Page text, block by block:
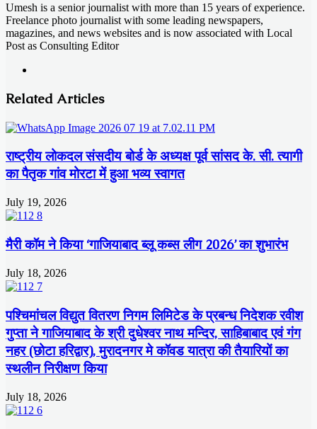
Umesh is a senior journalist with more than 15 years of experience.
Freelance photo journalist with some leading newspapers,
magazines, and news websites and is now associated with Local
Post as Consulting Editor
Related Articles
राष्ट्रीय लोकदल संसदीय बोर्ड के अध्यक्ष पूर्व सांसद के. सी. त्यागी
का पैतृक गांव मोरटा में हुआ भव्य स्वागत
July 19, 2026
मैरी कॉम ने किया ‘गाजियाबाद ब्लू कब्स लीग 2026’ का शुभारंभ
July 18, 2026
पश्चिमांचल विद्युत वितरण निगम लिमिटेड के प्रबन्ध निदेशक रवीश
गुप्ता ने गाजियाबाद के श्री दुधेश्वर नाथ मन्दिर, साहिबाबाद एवं गंग
नहर (छोटा हरिद्वार), मुरादनगर मे कॉवड यात्रा की तैयारियों का
स्थलीन निरीक्षण किया
July 18, 2026